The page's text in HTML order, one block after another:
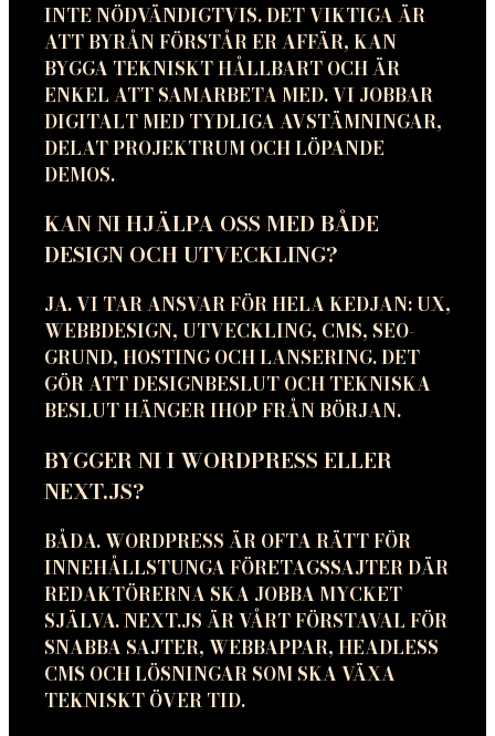
INTE NÖDVÄNDIGTVIS. DET VIKTIGA ÄR
ATT BYRÅN FÖRSTÅR ER AFFÄR, KAN
BYGGA TEKNISKT HÅLLBART OCH ÄR
ENKEL ATT SAMARBETA MED. VI JOBBAR
DIGITALT MED TYDLIGA AVSTÄMNINGAR,
DELAT PROJEKTRUM OCH LÖPANDE
DEMOS.
KAN NI HJÄLPA OSS MED BÅDE
DESIGN OCH UTVECKLING?
JA. VI TAR ANSVAR FÖR HELA KEDJAN: UX,
WEBBDESIGN, UTVECKLING, CMS, SEO-
GRUND, HOSTING OCH LANSERING. DET
GÖR ATT DESIGNBESLUT OCH TEKNISKA
BESLUT HÄNGER IHOP FRÅN BÖRJAN.
BYGGER NI I WORDPRESS ELLER
NEXT.JS?
BÅDA. WORDPRESS ÄR OFTA RÄTT FÖR
INNEHÅLLSTUNGA FÖRETAGSSAJTER DÄR
REDAKTÖRERNA SKA JOBBA MYCKET
SJÄLVA. NEXT.JS ÄR VÅRT FÖRSTAVAL FÖR
SNABBA SAJTER, WEBBAPPAR, HEADLESS
CMS OCH LÖSNINGAR SOM SKA VÄXA
TEKNISKT ÖVER TID.